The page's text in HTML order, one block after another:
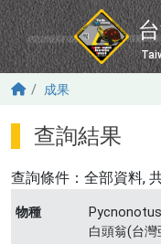
移至主內容
成果
查詢結果
查詢條件： 全部資料,
物種
白頭翁(台灣